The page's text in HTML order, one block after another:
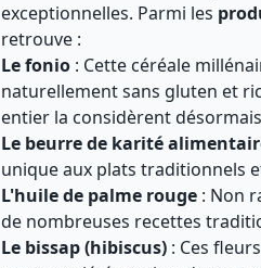
exceptionnelles. Parmi les
retrouve :
Le fonio : Cette céréale
naturellement sans gluten et
entier la considèrent
Le beurre de karité
unique aux plats traditionnels
L'huile de palme rouge : Non
de nombreuses recettes
Le bissap (hibiscus) : Ces